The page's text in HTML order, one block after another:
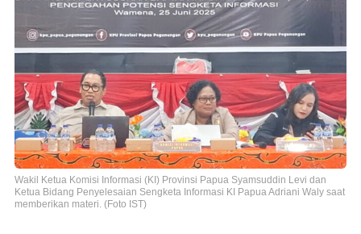
Wakil Ketua Komisi Informasi (KI) Provinsi Papua Syamsuddin Levi dan
Ketua Bidang Penyelesaian Sengketa Informasi KI Papua Adriani Waly saat
memberikan materi. (Foto IST)